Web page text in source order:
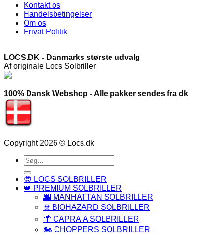
Kontakt os
Handelsbetingelser
Om os
Privat Politik
LOCS.DK - Danmarks største udvalg
Af originale Locs Solbriller
100% Dansk Webshop - Alle pakker sendes fra dk
Copyright 2026 © Locs.dk
Søg
efter:
😎 LOCS SOLBRILLER
👑 PREMIUM SOLBRILLER
🌆 MANHATTAN SOLBRILLER
☣️ BIOHAZARD SOLBRILLER
🌴 CAPRAIA SOLBRILLER
🏍️ CHOPPERS SOLBRILLER